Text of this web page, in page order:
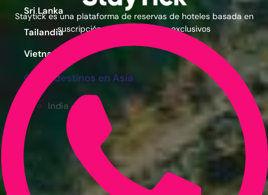
Sri Lanka
Tailandia
Vietnam
Otros destinos en Asia
India
Staytick es una plataforma de reservas de hoteles basada en
suscripción con precios muy exclusivos